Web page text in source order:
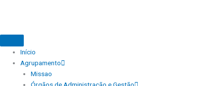
Início
Agrupamento
Missao